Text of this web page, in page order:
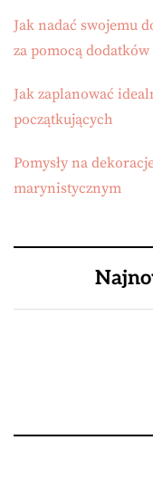
Jak nadać swojemu
za pomocą
Jak zaplanować
początkujących
Pomysły na
marynistycznym